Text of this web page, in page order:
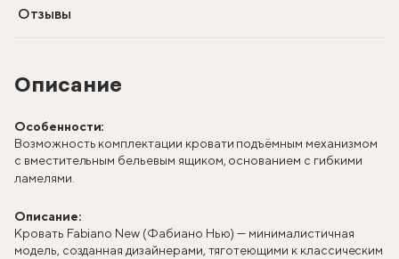
Описание
Особенности:
Возможность комплектации кровати подъёмным механизмом
с вместительным бельевым ящиком, основанием с гибкими
ламелями.
Описание:
Кровать Fabiano New (Фабиано Нью) — минималистичная
модель, созданная дизайнерами, тяготеющими к классическим
Отзывы